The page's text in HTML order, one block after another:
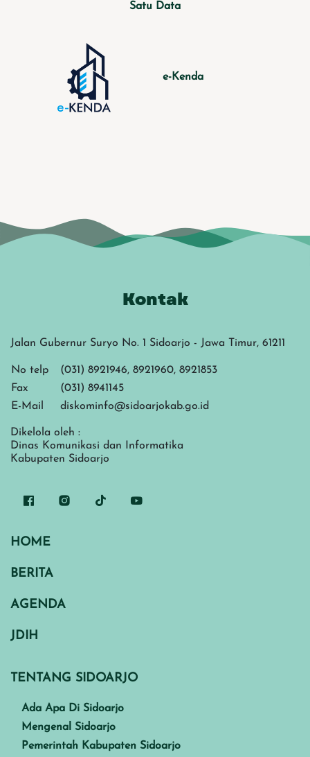
Satu Data
e-Kenda
Kontak
Jalan Gubernur Suryo No. 1 Sidoarjo - Jawa Timur, 61211
No telp
(031) 8921946, 8921960, 8921853
Fax
(031) 8941145
E-Mail
diskominfo@sidoarjokab.go.id
Dikelola oleh :
Dinas Komunikasi dan Informatika
Kabupaten Sidoarjo
HOME
BERITA
AGENDA
JDIH
TENTANG SIDOARJO
Ada Apa Di Sidoarjo
Mengenal Sidoarjo
Pemerintah Kabupaten Sidoarjo